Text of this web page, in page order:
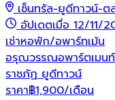
เซ็นทรัล-ยูดีทาวน์-
อัปเดตเมื่อ 12/11/
เช่าหอพัก/อพาร์ทเม้น
อรุณวรรณอพาร์ตเม
ราชภัฏ ยูดีทาวน์
ราคา฿1,900/เดือน